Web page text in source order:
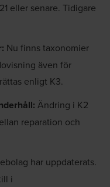
eller senare. Tidigare
Nu finns taxonomier
även för
enligt K3.
Ändring i K2
reparation och
har uppdaterats.
i